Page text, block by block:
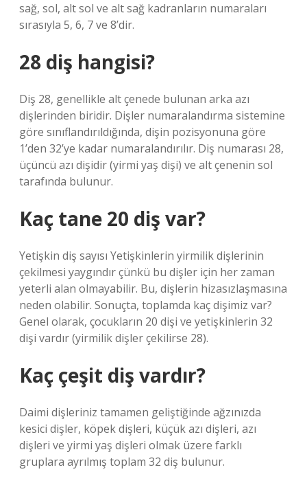
sağ, sol, alt sol ve alt sağ kadranların numaraları
sırasıyla 5, 6, 7 ve 8’dir.
28 diş hangisi?
Diş 28, genellikle alt çenede bulunan arka azı
dişlerinden biridir. Dişler numaralandırma sistemine
göre sınıflandırıldığında, dişin pozisyonuna göre
1’den 32’ye kadar numaralandırılır. Diş numarası 28,
üçüncü azı dişidir (yirmi yaş dişi) ve alt çenenin sol
tarafında bulunur.
Kaç tane 20 diş var?
Yetişkin diş sayısı Yetişkinlerin yirmilik dişlerinin
çekilmesi yaygındır çünkü bu dişler için her zaman
yeterli alan olmayabilir. Bu, dişlerin hizasızlaşmasına
neden olabilir. Sonuçta, toplamda kaç dişimiz var?
Genel olarak, çocukların 20 dişi ve yetişkinlerin 32
dişi vardır (yirmilik dişler çekilirse 28).
Kaç çeşit diş vardır?
Daimi dişleriniz tamamen geliştiğinde ağzınızda
kesici dişler, köpek dişleri, küçük azı dişleri, azı
dişleri ve yirmi yaş dişleri olmak üzere farklı
gruplara ayrılmış toplam 32 diş bulunur.